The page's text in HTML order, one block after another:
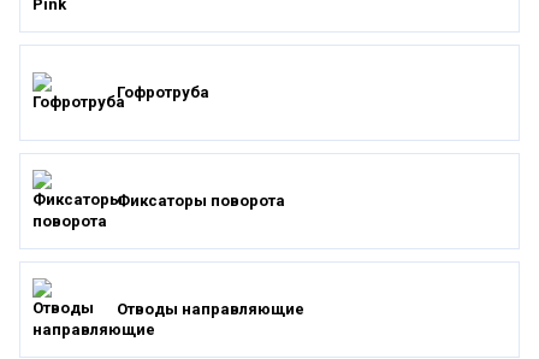
Гофротруба
Фиксаторы поворота
Отводы направляющие